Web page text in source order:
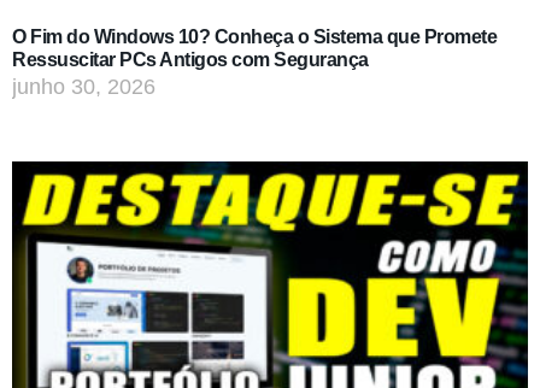
O Fim do Windows 10? Conheça o Sistema que Promete
Ressuscitar PCs Antigos com Segurança
junho 30, 2026